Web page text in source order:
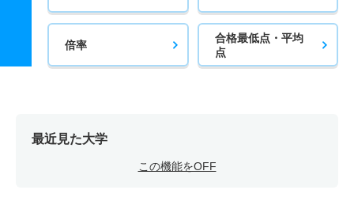
倍率
合格最低点・平均
点
最近見た大学
この機能をOFF